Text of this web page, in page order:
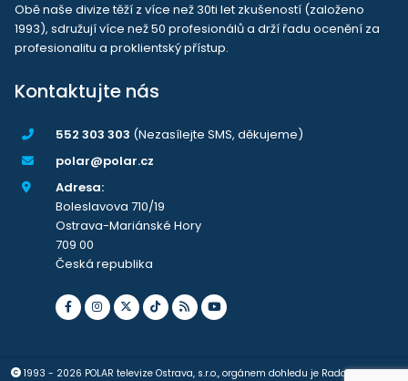
Obě naše divize těží z více než 30ti let zkušeností (založeno
1993), sdružují více než 50 profesionálů a drží řadu ocenění za
profesionalitu a proklientský přístup.
Kontaktujte nás
552 303 303 (Nezasílejte SMS, děkujeme)
polar@polar.cz
Adresa:
Boleslavova 710/19
Ostrava-Mariánské Hory
709 00
Česká republika
1993 - 2026 POLAR televize Ostrava, s.r.o., orgánem dohledu je Rada pro